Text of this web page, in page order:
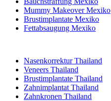
Mummy Makeover Mexiko
Brustimplantate Mexiko
Fettabsaugung Mexiko
Nasenkorrektur Thailand
Veneers Thailand
Brustimplantate Thailand
Zahnimplantat Thailand
Zahnkronen Thailand